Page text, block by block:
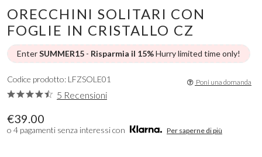
ORECCHINI SOLITARI CON
FOGLIE IN CRISTALLO CZ
EnterSUMMER15 - Risparmia il 15%Hurry limited time only!
€39.00
o 4 pagamenti senza interessi con Per saperne di più
Codice prodotto: LFZSOLE01
5 Recensioni
Poni una domanda